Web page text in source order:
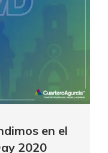
en el
2020